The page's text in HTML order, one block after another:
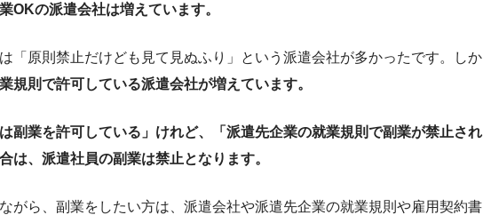
OKの派遣会社は増えています。
「原則禁止だけども見て見ぬふり」という派遣会社が多かったです。しか
規則で許可している派遣会社が増えています。
副業を許可している」けれど、「派遣先企業の就業規則で副業が禁止され
は、派遣社員の副業は禁止となります。
がら、副業をしたい方は、派遣会社や派遣先企業の就業規則や雇用契約書